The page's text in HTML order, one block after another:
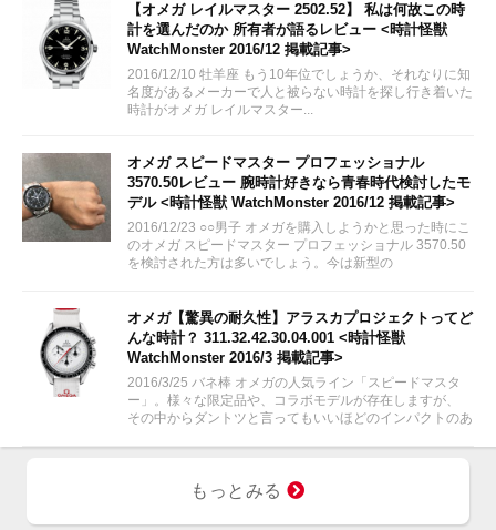
【オメガ レイルマスター 2502.52】 私は何故この時
計を選んだのか 所有者が語るレビュー <時計怪獣
WatchMonster 2016/12 掲載記事>
2016/12/10 牡羊座 もう10年位でしょうか、それなりに知
名度があるメーカーで人と被らない時計を探し行き着いた
時計がオメガ レイルマスター...
オメガ スピードマスター プロフェッショナル
3570.50レビュー 腕時計好きなら青春時代検討したモ
デル <時計怪獣 WatchMonster 2016/12 掲載記事>
2016/12/23 ○○男子 オメガを購入しようかと思った時にこ
のオメガ スピードマスター プロフェッショナル 3570.50
を検討された方は多いでしょう。今は新型の
オメガ【驚異の耐久性】アラスカプロジェクトってど
んな時計？ 311.32.42.30.04.001 <時計怪獣
WatchMonster 2016/3 掲載記事>
2016/3/25 バネ棒 オメガの人気ライン「スピードマスタ
ー」。様々な限定品や、コラボモデルが存在しますが、
その中からダントツと言ってもいいほどのインパクトのあ
もっとみる